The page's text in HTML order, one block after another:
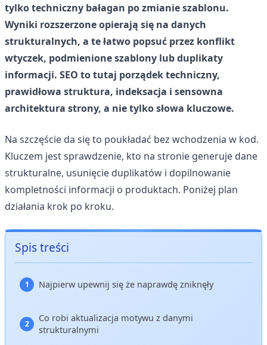
tylko techniczny bałagan po zmianie szablonu.
Wyniki rozszerzone opierają się na danych
strukturalnych, a te łatwo popsuć przez konflikt
wtyczek, podmienione szablony lub duplikaty
informacji. SEO to tutaj porządek techniczny,
prawidłowa struktura, indeksacja i sensowna
architektura strony, a nie tylko słowa kluczowe.
Na szczęście da się to poukładać bez wchodzenia w kod.
Kluczem jest sprawdzenie, kto na stronie generuje dane
strukturalne, usunięcie duplikatów i dopilnowanie
kompletności informacji o produktach. Poniżej plan
działania krok po kroku.
Spis treści
Najpierw upewnij się że naprawdę zniknęły
Co robi aktualizacja motywu z danymi
strukturalnymi